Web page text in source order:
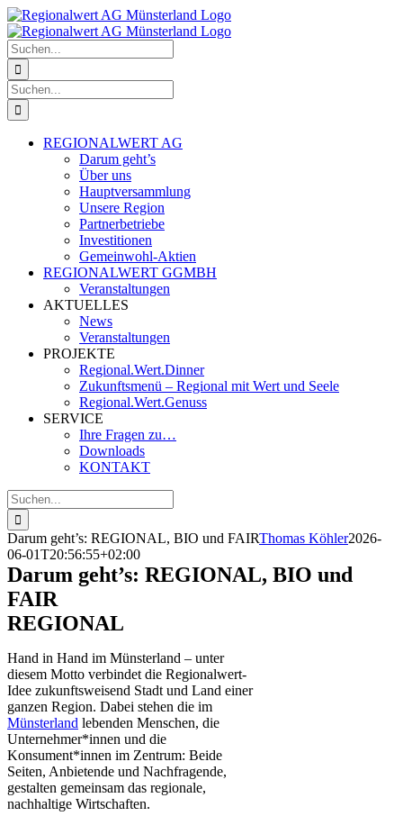
Zum
Inhalt
springen
Facebook
Instagram
Suche
nach:
Suche
nach:
REGIONALWERT AG
Darum geht’s
Über uns
Hauptversammlung
Unsere Region
Partnerbetriebe
Investitionen
Gemeinwohl-Aktien
REGIONALWERT GGMBH
Veranstaltungen
AKTUELLES
News
Veranstaltungen
PROJEKTE
Regional.Wert.Dinner
Zukunftsmenü – Regional mit Wert und Seele
Regional.Wert.Genuss
SERVICE
Ihre Fragen zu…
Downloads
KONTAKT
Suche
nach:
Darum geht’s: REGIONAL, BIO und FAIRThomas Köhler2026-
06-01T20:56:55+02:00
Darum geht’s: REGIONAL, BIO und
FAIR
REGIONAL
Hand in Hand im Münsterland – unter
diesem Motto verbindet die Regionalwert-
Idee zukunftsweisend Stadt und Land einer
ganzen Region. Dabei stehen die im
Münsterland lebenden Menschen, die
Unternehmer*innen und die
Konsument*innen im Zentrum: Beide
Seiten, Anbietende und Nachfragende,
gestalten gemeinsam das regionale,
nachhaltige Wirtschaften.